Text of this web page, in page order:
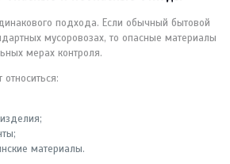
подхода. Если обычный бытовой
мусоровозах, то опасные материалы
мерах контроля.
материалы.